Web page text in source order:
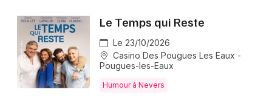
Humour en Bourgogne
Humour en Bourgogne-Franche-Comté
Le Temps qui Reste
Le 23/10/2026
Casino Des Pougues Les Eaux -
Pougues-les-Eaux
Humour à Nevers